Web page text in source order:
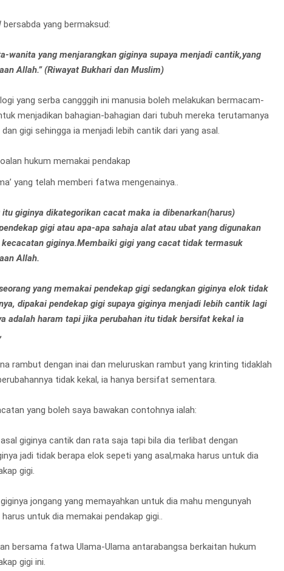
bersabda yang bermaksud:
wanita yang menjarangkan giginya supaya menjadi cantik,yang
Allah.” (Riwayat Bukhari dan Muslim)
yang serba cangggih ini manusia boleh melakukan bermacam-
menjadikan bahagian-bahagian dari tubuh mereka terutamanya
gigi sehingga ia menjadi lebih cantik dari yang asal.
hukum memakai pendakap
yang telah memberi fatwa mengenainya..
itu giginya dikategorikan cacat maka ia dibenarkan(harus)
gigi atau apa-apa sahaja alat atau ubat yang digunakan
giginya.Membaiki gigi yang cacat tidak termasuk
Allah.
yang memakai pendekap gigi sedangkan giginya elok tidak
dipakai pendekap gigi supaya giginya menjadi lebih cantik lagi
adalah haram tapi jika perubahan itu tidak bersifat kekal ia
rambut dengan inai dan meluruskan rambut yang krinting tidaklah
tidak kekal, ia hanya bersifat sementara.
yang boleh saya bawakan contohnya ialah:
giginya cantik dan rata saja tapi bila dia terlibat dengan
jadi tidak berapa elok sepeti yang asal,maka harus untuk dia
gigi.
jongang yang memayahkan untuk dia mahu mengunyah
untuk dia memakai pendakap gigi..
bersama fatwa Ulama-Ulama antarabangsa berkaitan hukum
gigi ini.